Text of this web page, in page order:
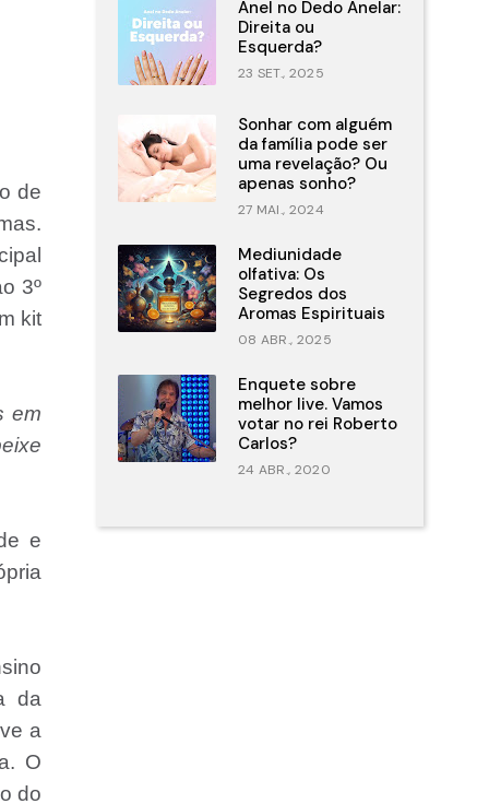
de
3º
kit
em
e
da
a
O
do
Anel no Dedo Anelar:
Direita ou
Esquerda?
23 SET., 2025
Sonhar com alguém
da família pode ser
uma revelação? Ou
apenas sonho?
27 MAI., 2024
Mediunidade
olfativa: Os
Segredos dos
Aromas Espirituais
08 ABR., 2025
Enquete sobre
melhor live. Vamos
votar no rei Roberto
Carlos?
24 ABR., 2020